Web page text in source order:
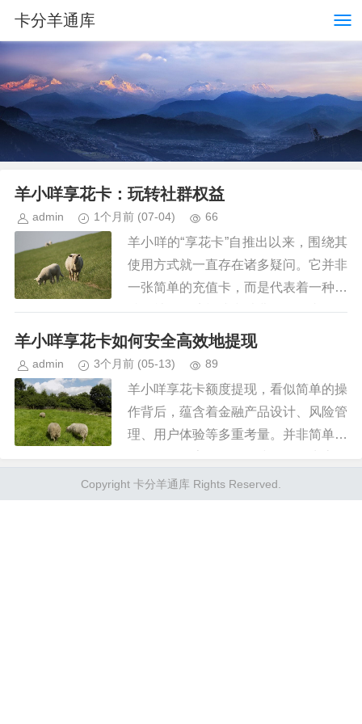
卡分羊通库
羊小咩享花卡：玩转社群权益
admin 1个月前 (07-04) 66
羊小咩的“享花卡”自推出以来，围绕其
使用方式就一直存在诸多疑问。它并非
一张简单的充值卡，而是代表着一种独
特的社群经济模式和消费体验。真正理
解享花卡的价值，在于掌握如何将其融
羊小咩享花卡如何安全高效地提现
admin 3个月前 (05-13) 89
羊小咩享花卡额度提现，看似简单的操
作背后，蕴含着金融产品设计、风险管
理、用户体验等多重考量。并非简单地
平衡着银行的盈利需求、用户的消费习
惯、以及潜在的风险。首先，我们...
Copyright 卡分羊通库 Rights Reserved.